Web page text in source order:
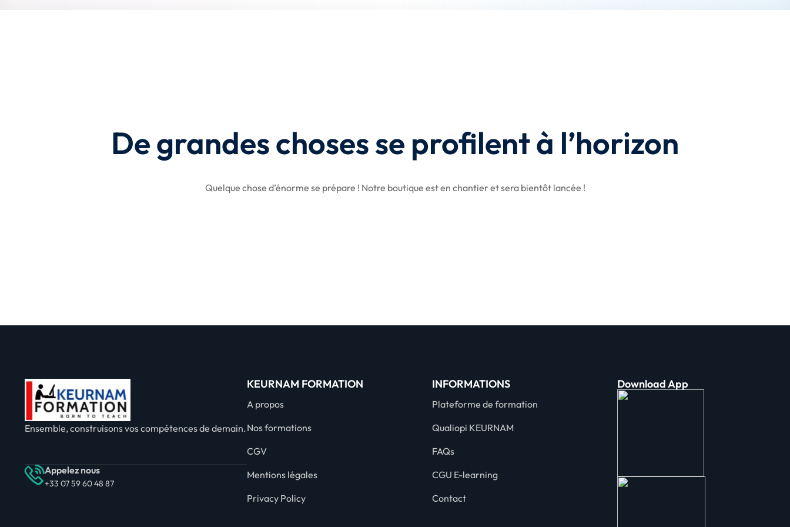
De grandes choses se profilent à l’horizon
Quelque chose d’énorme se prépare ! Notre boutique est en chantier et sera bientôt lancée !
Ensemble, construisons vos compétences de demain.
Appelez nous
+33 07 59 60 48 87
KEURNAM FORMATION
A propos
Nos formations
CGV
Mentions légales
Privacy Policy
INFORMATIONS
Plateforme de formation
Qualiopi KEURNAM
FAQs
CGU E-learning
Contact
Download App